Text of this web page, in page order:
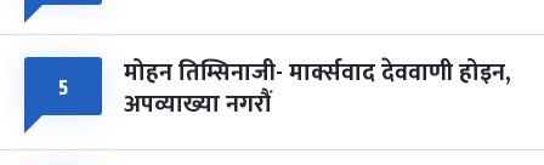
५ मोहन तिम्सिनाजी- मार्क्सवाद देववाणी होइन,
अपव्याख्या नगरौं